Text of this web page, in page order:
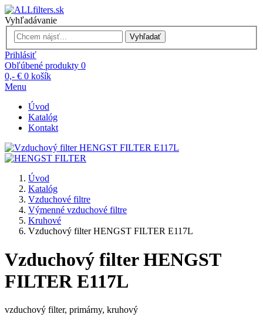
Vyhľadávanie
Vyhľadať
Prihlásiť
Obľúbené produkty 0
0,- € 0 košík
Menu
Úvod
Katalóg
Kontakt
Úvod
Katalóg
Vzduchové filtre
Výmenné vzduchové filtre
Kruhové
Vzduchový filter HENGST FILTER E117L
Vzduchový filter HENGST
FILTER E117L
vzduchový filter, primárny, kruhový